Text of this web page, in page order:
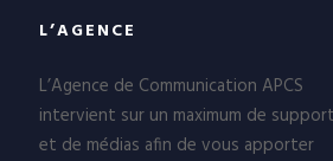
L’AGENCE
L’Agence de Communication APCS
intervient sur un maximum de
et de médias afin de vous apporter